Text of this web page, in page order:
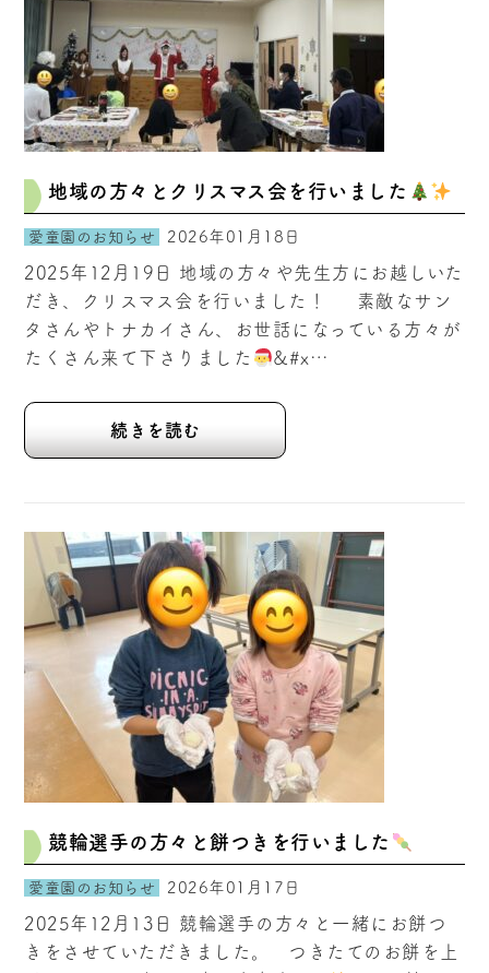
地域の方々とクリスマス会を行いました
愛童園のお知らせ 2026年01月18日
2025年12月19日 地域の方々や先生方にお越しいた
だき、クリスマス会を行いました！ 素敵なサン
タさんやトナカイさん、お世話になっている方々が
たくさん来て下さりました
&#x…
続きを読む
競輪選手の方々と餅つきを行いました
愛童園のお知らせ 2026年01月17日
2025年12月13日 競輪選手の方々と一緒にお餅つ
きをさせていただきました。 つきたてのお餅を上